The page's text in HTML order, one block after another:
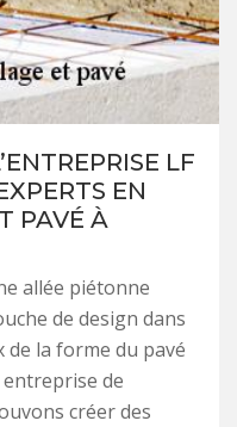
LF
EN
PAVÉ À
allée piétonne
de design dans
de la forme du pavé
de
créer des